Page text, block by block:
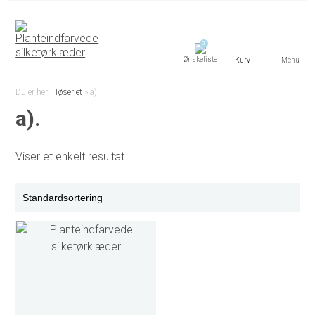
0
Menu
Du er her:Tøseriet »a).
a).
Viser et enkelt resultat